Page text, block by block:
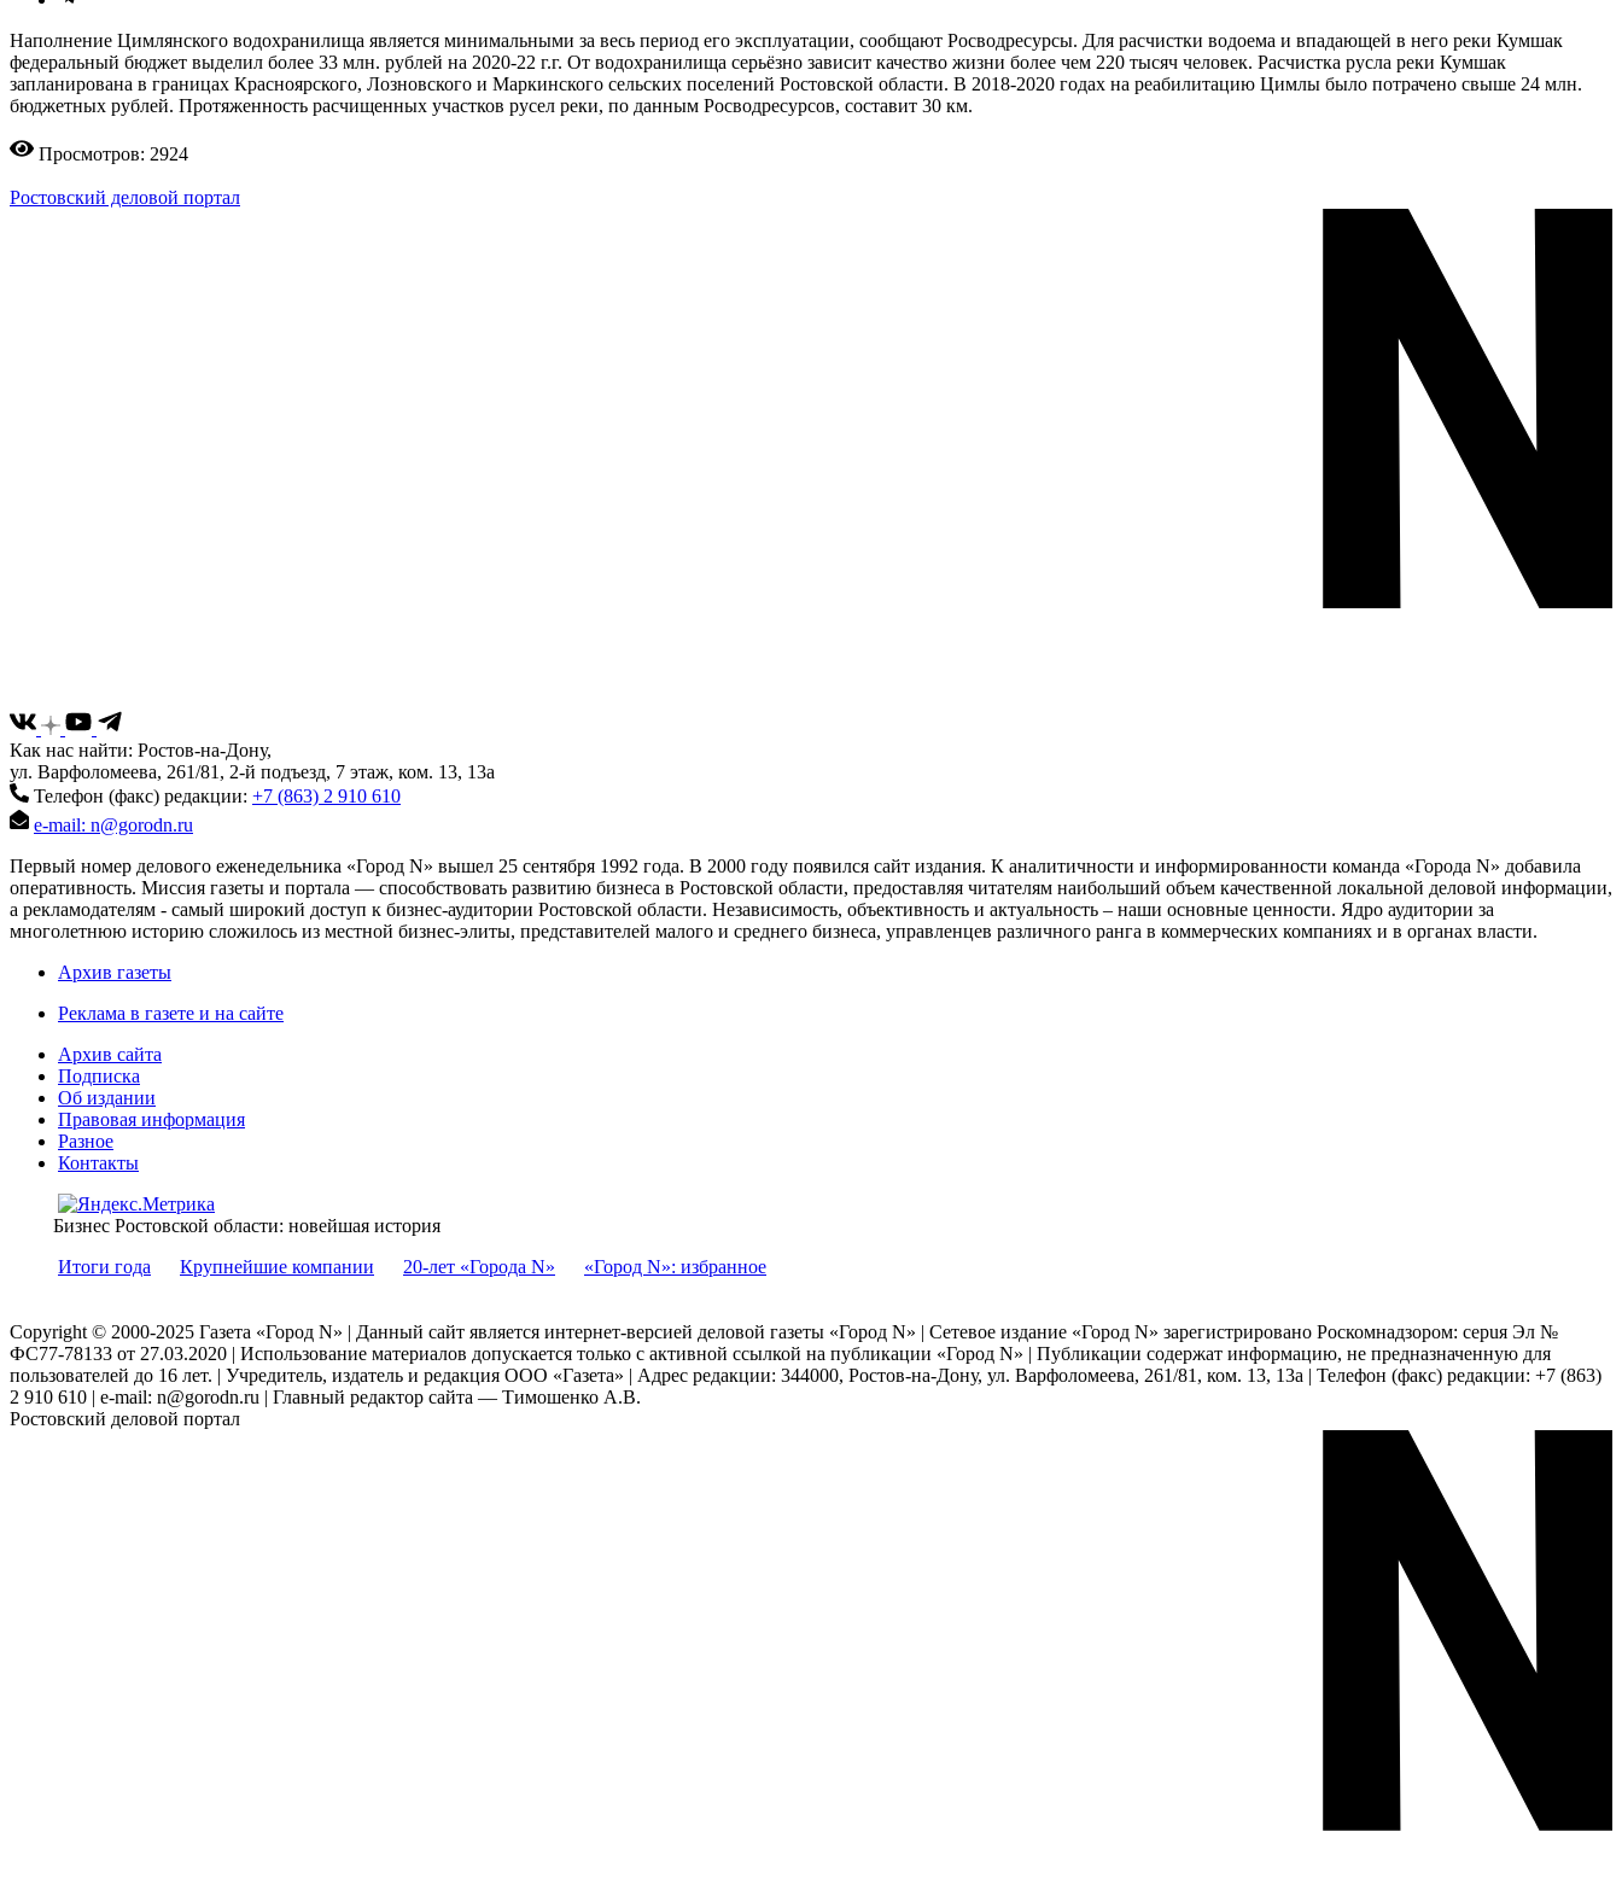
Наполнение Цимлянского водохранилища является минимальными за весь период его эксплуатации, сообщают Росводресурсы. Для расчистки водоема и впадающей в него реки Кумшак
федеральный бюджет выделил более 33 млн. рублей на 2020-22 г.г. От водохранилища серьёзно зависит качество жизни более чем 220 тысяч человек. Расчистка русла реки Кумшак
запланирована в границах Красноярского, Лозновского и Маркинского сельских поселений Ростовской области. В 2018-2020 годах на реабилитацию Цимлы было потрачено свыше 24 млн.
бюджетных рублей. Протяженность расчищенных участков русел реки, по данным Росводресурсов, составит 30 км.
Просмотров: 2924
Ростовский деловой портал
Как нас найти: Ростов-на-Дону,
ул. Варфоломеева, 261/81, 2-й подъезд, 7 этаж, ком. 13, 13а
Телефон (факс) редакции: +7 (863) 2 910 610
e-mail: n@gorodn.ru
Первый номер делового еженедельника «Город N» вышел 25 сентября 1992 года. В 2000 году появился сайт издания. К аналитичности и информированности команда «Города N» добавила
оперативность. Миссия газеты и портала — способствовать развитию бизнеса в Ростовской области, предоставляя читателям наибольший объем качественной локальной деловой информации,
а рекламодателям - самый широкий доступ к бизнес-аудитории Ростовской области. Независимость, объективность и актуальность – наши основные ценности. Ядро аудитории за
многолетнюю историю сложилось из местной бизнес-элиты, представителей малого и среднего бизнеса, управленцев различного ранга в коммерческих компаниях и в органах власти.
Архив газеты
Реклама в газете и на сайте
Архив сайта
Подписка
Об издании
Правовая информация
Разное
Контакты
Бизнес Ростовской области: новейшая история
Итоги года
Крупнейшие компании 20-лет «Города N» «Город N»: избранное
Copyright © 2000-2025 Газета «Город N» | Данный сайт является интернет-версией деловой газеты «Город N» | Сетевое издание «Город N» зарегистрировано Роскомнадзором: серuя Эл №
ФС77-78133 от 27.03.2020 | Использование материалов допускается только с активной ссылкой на публикации «Город N» | Публикации содержат информацию, не предназначенную для
пользователей до 16 лет. | Учредитель, издатель и редакция ООО «Газета» | Адрес редакции: 344000, Ростов-на-Дону, ул. Варфоломеева, 261/81, ком. 13, 13а | Телефон (факс) редакции: +7 (863)
2 910 610 | e-mail: n@gorodn.ru | Главный редактор сайта — Тимошенко А.В.
Ростовский деловой портал